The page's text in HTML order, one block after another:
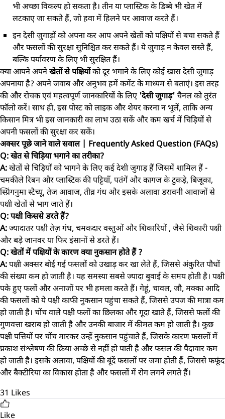
भी अच्छा विकल्प हो सकता है। तीन या प्लास्टिक के डिब्बे भी खेत में
लटकाए जा सकते हैं, जो हवा में हिलने पर आवाज करते हैं।
इन देसी जुगाड़ों को अपना कर आप अपने खेतों को पक्षियों से बचा सकते हैं
और फसलों की सुरक्षा सुनिश्चित कर सकते हैं। ये जुगाड़ न केवल सस्ते हैं,
बल्कि पर्यावरण के लिए भी सुरक्षित हैं।
क्या आपने अपनेखेतों से पक्षियोंको दूर भगाने के लिए कोई खास देसी जुगाड़
अपनाया है? अपने जवाब और अनुभव हमें कमेंट के माध्यम से बताएं। इस तरह
की और रोचक एवं महत्वपूर्ण जानकारियों के लिए 'देसी जुगाड़'चैनल को तुरंत
फॉलो करें। साथ ही, इस पोस्ट को लाइक और शेयर करना न भूलें, ताकि अन्य
किसान मित्र भी इस जानकारी का लाभ उठा सकें और कम खर्च में चिड़ियों से
अपनी फसलों की सुरक्षा कर सकें।
अक्सर पूछे जाने वाले सवाल | Frequently Asked Question (FAQs)
Q: खेत से चिड़िया भगाने का तरीका?
A:खेतों से चिड़ियों को भागने के लिए कई देशी जुगाड़ हैं जिसमें शामिल हैं -
चमकीले रिबन और प्लास्टिक की पट्टियाँ, पतंगें और कागज के टुकड़े, बिजूका,
स्प्रिंगनुमा स्टैच्यू, तेज आवाज, तीव्र गंध और इसके अलावा डरावनी आवाजों से
पक्षी खेतों से भाग जाते हैं।
Q: पक्षी किससे डरते हैं?
A:ज्यादातर पक्षी तेज़ गंध, चमकदार वस्तुओं और शिकारियों , जैसे शिकारी पक्षी
और बड़े जानवर या फिर इंसानों से डरते हैं।
Q: खेतों में पक्षियों के कारण क्या नुकसान होते हैं ?
A:पक्षी अक्सर बोई गई फसलों को उखाड़ कर खा लेते हैं, जिससे अंकुरित पौधों
की संख्या कम हो जाती है। यह समस्या सबसे ज्यादा बुवाई के समय होती है। पक्षी
पके हुए फलों और अनाजों पर भी हमला करते हैं। गेहूं, चावल, जौ, मक्का आदि
की फसलों को ये पक्षी काफी नुकसान पहुंचा सकते हैं, जिससे उपज की मात्रा कम
हो जाती है। चोंच वाले पक्षी फलों का छिलका और गूदा खाते हैं, जिससे फलों की
गुणवत्ता खराब हो जाती है और उनकी बाजार में कीमत कम हो जाती है। कुछ
पक्षी पत्तियों पर चोंच मारकर उन्हें नुकसान पहुंचाते हैं, जिसके कारण फसलों में
प्रकाश संश्लेषण की क्रिया अच्छे से नहीं हो पाती है और फसल की पैदावार कम
हो जाती है। इसके अलावा, पक्षियों की बूंदें फसलों पर जमा होती हैं, जिससे फफूंद
और बैक्टीरिया का विकास होता है और फसलों में रोग लगने लगते हैं।
31 Likes
Like